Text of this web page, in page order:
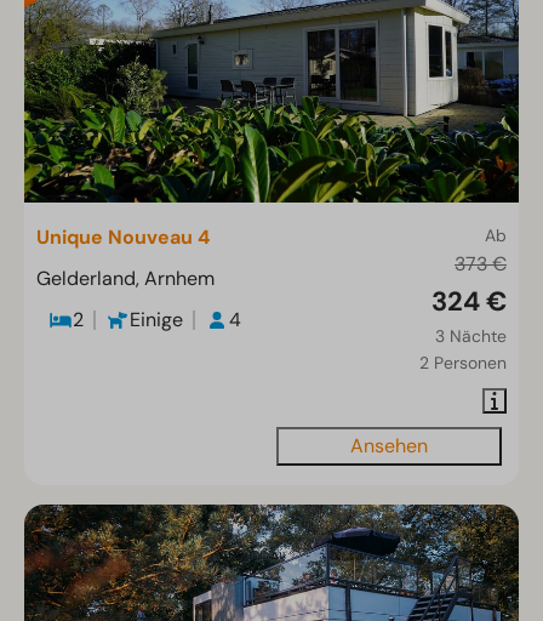
Ab
373 €
324 €
3 Nächte
2 Personen
Unique Nouveau 4
Gelderland, Arnhem
2
Einige 4
Ansehen